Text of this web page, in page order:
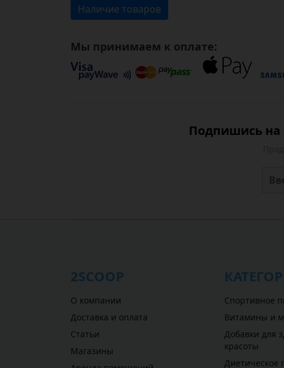
Наличие товаров
Мы принимаем к оплате:
Подпишись на
2SCOOP
О компании
Доставка и оплата
Статьи
Магазины
Спортивное
Витамины и
Добавки для
красоты
Диетическое